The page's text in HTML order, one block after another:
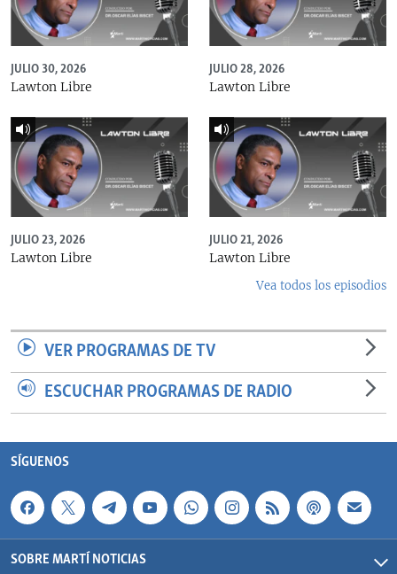
JULIO 30, 2026
Lawton Libre
JULIO 28, 2026
Lawton Libre
JULIO 23, 2026
Lawton Libre
JULIO 21, 2026
Lawton Libre
Vea todos los episodios
VER PROGRAMAS DE TV
ESCUCHAR PROGRAMAS DE RADIO
SÍGUENOS
SOBRE MARTÍ NOTICIAS